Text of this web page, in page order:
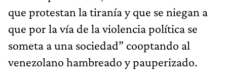
que protestan la tiranía y que se niegan a
que por la vía de la violencia política se
someta a una sociedad” cooptando al
venezolano hambreado y pauperizado.